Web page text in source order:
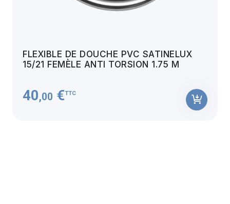
FLEXIBLE DE DOUCHE PVC SATINELUX
15/21 FEMÈLE ANTI TORSION 1.75 M
40,00 €TTC